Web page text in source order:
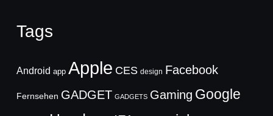
Tags
Android app Apple CES design Facebook
Fernsehen GADGET GADGETS Gaming Google